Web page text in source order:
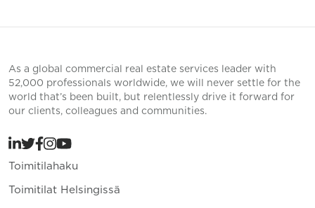
As a global commercial real estate services leader with
52,000 professionals worldwide, we will never settle for the
world that’s been built, but relentlessly drive it forward for
our clients, colleagues and communities.
Toimitilahaku
Toimitilat Helsingissä